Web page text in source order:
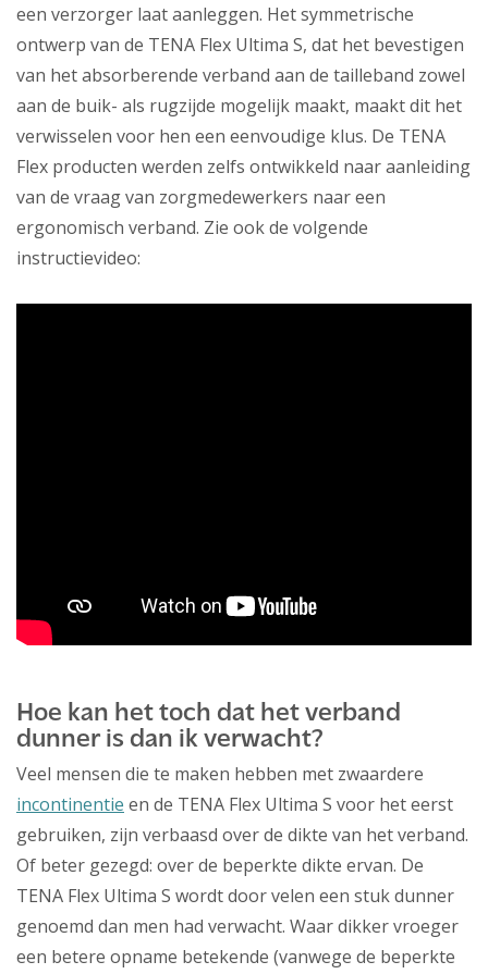
een verzorger laat aanleggen. Het symmetrische
ontwerp van de TENA Flex Ultima S, dat het bevestigen
van het absorberende verband aan de tailleband zowel
aan de buik- als rugzijde mogelijk maakt, maakt dit het
verwisselen voor hen een eenvoudige klus. De TENA
Flex producten werden zelfs ontwikkeld naar aanleiding
van de vraag van zorgmedewerkers naar een
ergonomisch verband. Zie ook de volgende
instructievideo:
Hoe kan het toch dat het verband
dunner is dan ik verwacht?
Veel mensen die te maken hebben met zwaardere
incontinentie en de TENA Flex Ultima S voor het eerst
gebruiken, zijn verbaasd over de dikte van het verband.
Of beter gezegd: over de beperkte dikte ervan. De
TENA Flex Ultima S wordt door velen een stuk dunner
genoemd dan men had verwacht. Waar dikker vroeger
een betere opname betekende (vanwege de beperkte